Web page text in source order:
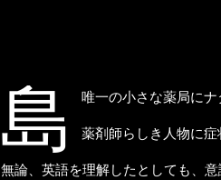
島
唯一の小さな薬局にナ
薬剤師らしき人物に
無論、英語を理解したとしても、